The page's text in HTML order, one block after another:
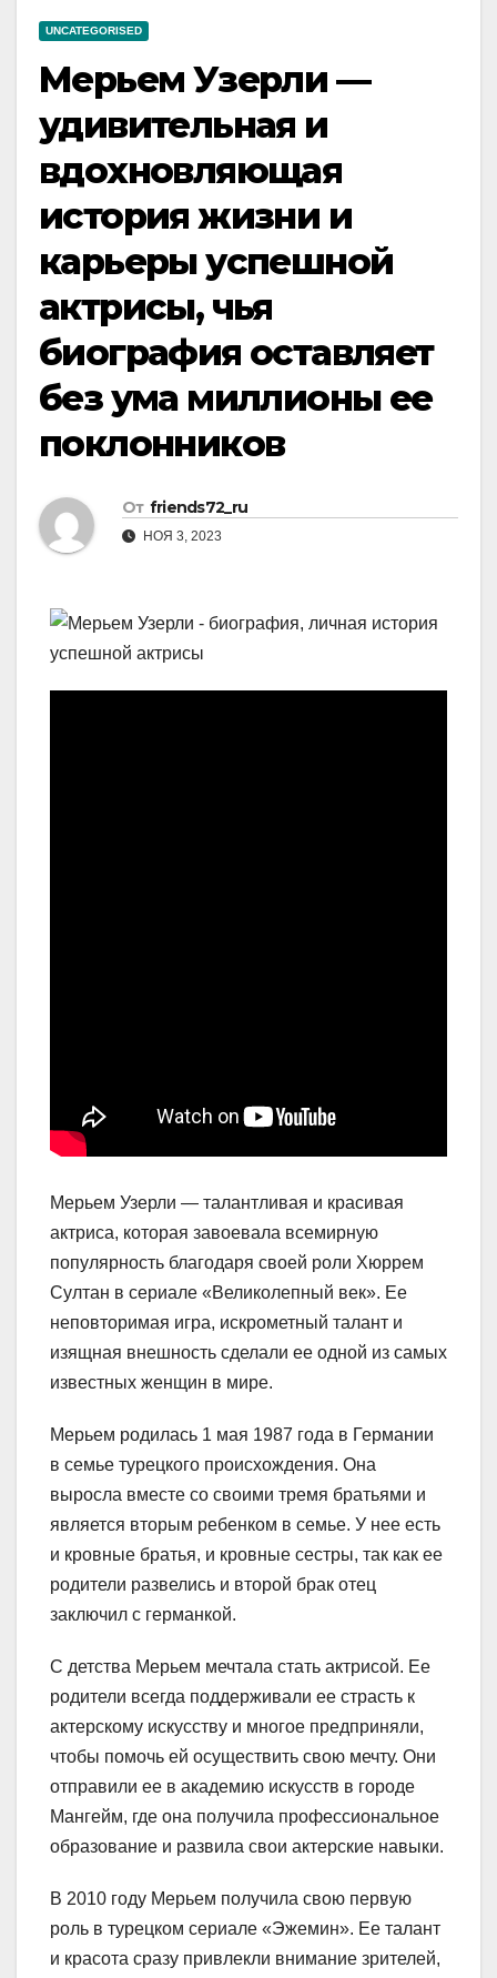
UNCATEGORISED
Мерьем Узерли —
удивительная и
вдохновляющая
история жизни и
карьеры успешной
актрисы, чья
биография оставляет
без ума миллионы ее
поклонников
От friends72_ru
НОЯ 3, 2023
Мерьем Узерли — талантливая и красивая
актриса, которая завоевала всемирную
популярность благодаря своей роли Хюррем
Султан в сериале «Великолепный век». Ее
неповторимая игра, искрометный талант и
изящная внешность сделали ее одной из самых
известных женщин в мире.
Мерьем родилась 1 мая 1987 года в Германии
в семье турецкого происхождения. Она
выросла вместе со своими тремя братьями и
является вторым ребенком в семье. У нее есть
и кровные братья, и кровные сестры, так как ее
родители развелись и второй брак отец
заключил с германкой.
С детства Мерьем мечтала стать актрисой. Ее
родители всегда поддерживали ее страсть к
актерскому искусству и многое предприняли,
чтобы помочь ей осуществить свою мечту. Они
отправили ее в академию искусств в городе
Мангейм, где она получила профессиональное
образование и развила свои актерские навыки.
В 2010 году Мерьем получила свою первую
роль в турецком сериале «Эжемин». Ее талант
и красота сразу привлекли внимание зрителей,